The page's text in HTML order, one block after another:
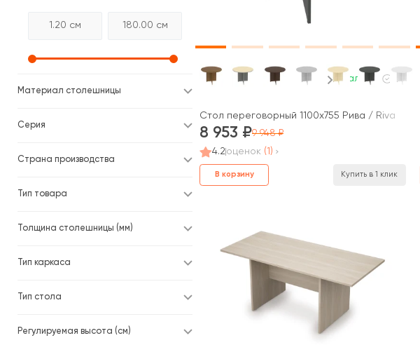
Материал столешницы
Серия
Страна производства
Тип товара
Толщина столешницы (мм)
Тип каркаса
Тип стола
Регулируемая высота (см)
В наличии
Стол переговорный 1100x755 Рива / Riva
8 953
9 948
4.2оценок (1)
В корзину Купить в 1 клик